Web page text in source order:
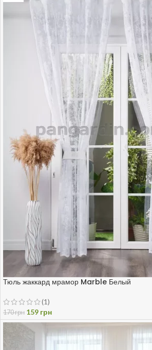
Тюль жаккард мрамор Marble Белый
(1)
170грн 159 грн